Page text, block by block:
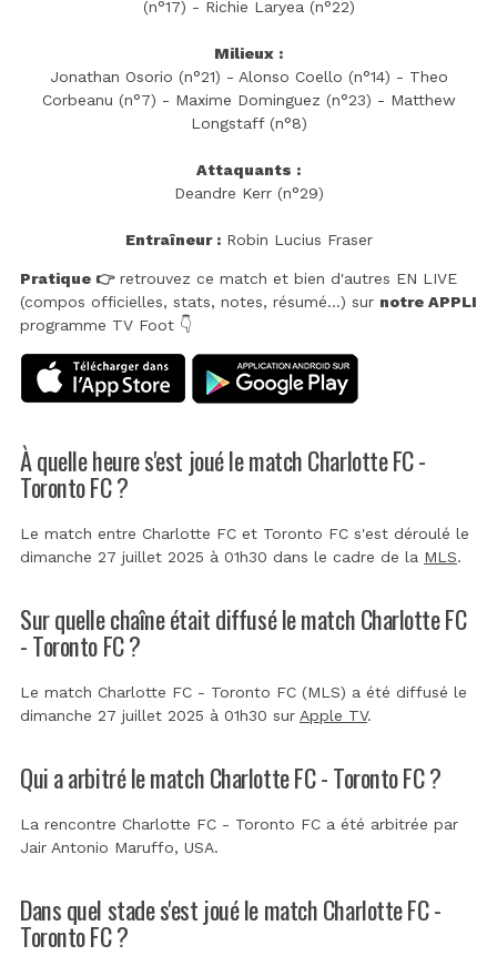
(n°17) - Richie Laryea (n°22)
Milieux :
Jonathan Osorio (n°21) - Alonso Coello (n°14) - Theo
Corbeanu (n°7) - Maxime Dominguez (n°23) - Matthew
Longstaff (n°8)
Attaquants :
Deandre Kerr (n°29)
Entraîneur :Robin Lucius Fraser
Pratique 👉retrouvez ce match et bien d'autres EN LIVE
(compos officielles, stats, notes, résumé...) sur notre APPLI
programme TV Foot 👇
À quelle heure s'est joué le match Charlotte FC -
Toronto FC ?
Le match entre Charlotte FC et Toronto FC s'est déroulé le
dimanche 27 juillet 2025 à 01h30 dans le cadre de la MLS.
Sur quelle chaîne était diffusé le match Charlotte FC
- Toronto FC ?
Le match Charlotte FC - Toronto FC (MLS) a été diffusé le
dimanche 27 juillet 2025 à 01h30 sur Apple TV.
Qui a arbitré le match Charlotte FC - Toronto FC ?
La rencontre Charlotte FC - Toronto FC a été arbitrée par
Jair Antonio Maruffo, USA.
Dans quel stade s'est joué le match Charlotte FC -
Toronto FC ?